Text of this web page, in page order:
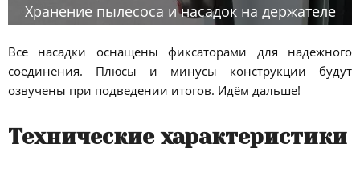
Хранение пылесоса и насадок на держателе
Все насадки оснащены фиксаторами для надежного
соединения. Плюсы и минусы конструкции будут
озвучены при подведении итогов. Идём дальше!
Технические характеристики